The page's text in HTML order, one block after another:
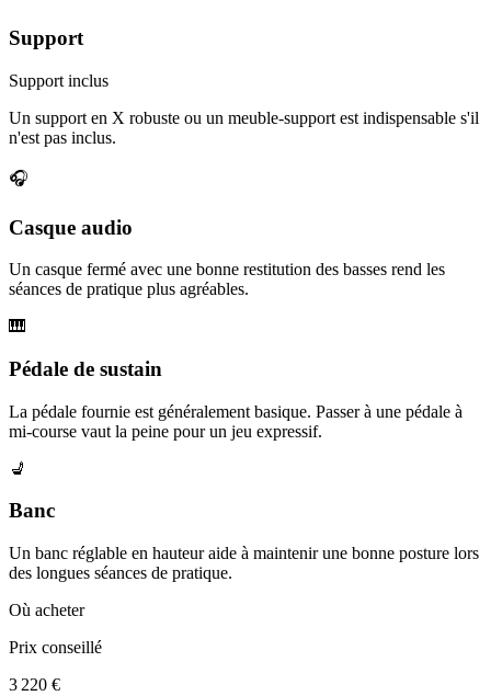
Support
Support inclus
Un support en X robuste ou un meuble-support est indispensable s'il
n'est pas inclus.
🎧
Casque audio
Un casque fermé avec une bonne restitution des basses rend les
séances de pratique plus agréables.
🎹
Pédale de sustain
La pédale fournie est généralement basique. Passer à une pédale à
mi-course vaut la peine pour un jeu expressif.
💺
Banc
Un banc réglable en hauteur aide à maintenir une bonne posture lors
des longues séances de pratique.
Où acheter
Prix conseillé
3 220 €